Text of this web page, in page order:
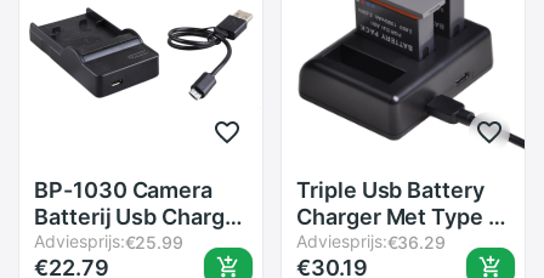
BP-1030 Camera
Batterij Usb Charger
BP1030 Voor
Samsung NX200
Adviesprijs:€25.99
€22.79
Triple Usb Battery
Charger Met Type C
Poort Voor Dji Osmo
Action Sport
Adviesprijs:€36.29
€30.19